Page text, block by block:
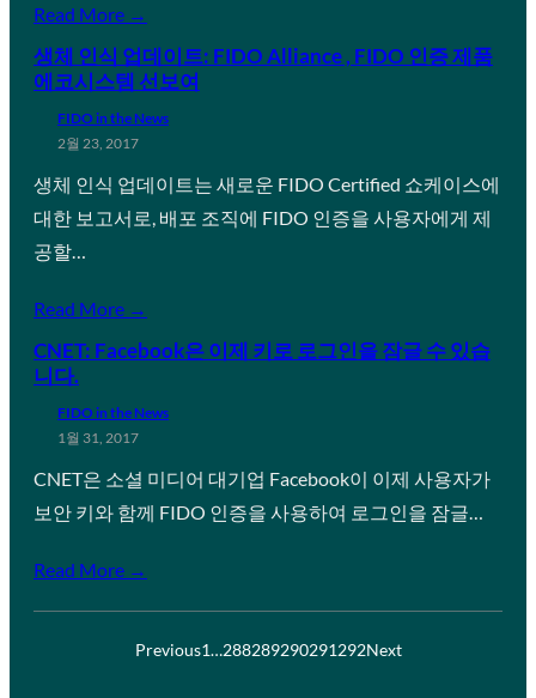
Read More →
생체 인식 업데이트: FIDO Alliance , FIDO 인증 제품
에코시스템 선보여
FIDO in the News
2월 23, 2017
생체 인식 업데이트는 새로운 FIDO Certified 쇼케이스에
대한 보고서로, 배포 조직에 FIDO 인증을 사용자에게 제
공할…
Read More →
CNET: Facebook은 이제 키로 로그인을 잠글 수 있습
니다.
FIDO in the News
1월 31, 2017
CNET은 소셜 미디어 대기업 Facebook이 이제 사용자가
보안 키와 함께 FIDO 인증을 사용하여 로그인을 잠글…
Read More →
Previous1…288289290291292Next